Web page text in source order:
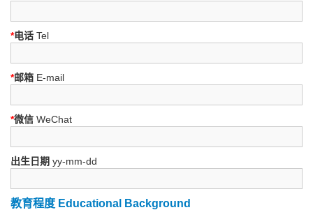
*电话 Tel
*邮箱 E-mail
*微信 WeChat
出生日期 yy-mm-dd
教育程度 Educational Background